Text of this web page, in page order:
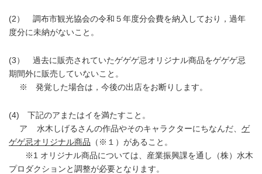
(2） 調布市観光協会の令和５年度分会費を納入しており，過年
度分に未納がないこと。
(3） 過去に販売されていたゲゲゲ忌オリジナル商品をゲゲゲ忌
期間外に販売していないこと。
※ 発覚した場合は，今後の出店をお断りします。
(4) 下記のアまたはイを満たすこと。
ア 水木しげるさんの作品やそのキャラクターにちなんだ、 ゲ
ゲゲ忌オリジナル商品 （※１）があること。
※1 オリジナル商品については、産業振興課を通し（株）水木
プロダクションと調整が必要となります。